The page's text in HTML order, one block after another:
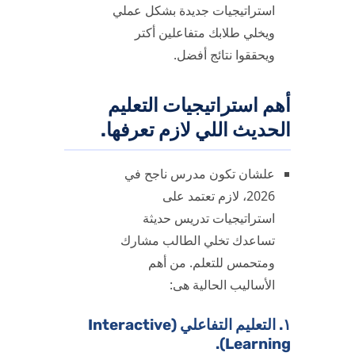
استراتيجيات جديدة بشكل عملي
ويخلي طلابك متفاعلين أكتر
ويحققوا نتائج أفضل.
أهم استراتيجيات التعليم
الحديث اللي لازم تعرفها.
علشان تكون مدرس ناجح في
2026، لازم تعتمد على
استراتيجيات تدريس حديثة
تساعدك تخلي الطالب مشارك
ومتحمس للتعلم. من أهم
الأساليب الحالية هى:
١. التعليم التفاعلي (Interactive
Learning).